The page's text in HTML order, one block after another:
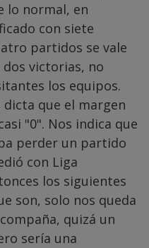
lo normal, en
con siete
partidos se vale
victorias, no
los equipos.
dicta que el margen
"0". Nos indica que
perder un partido
con Liga
los siguientes
son, solo nos queda
quizá un
sería una